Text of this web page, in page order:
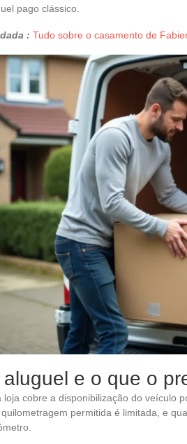
pago clássico.
: Tudo sobre o casamento de
aluguel e o que o
loja cobre a disponibilização do veículo
permitida é limitada, e